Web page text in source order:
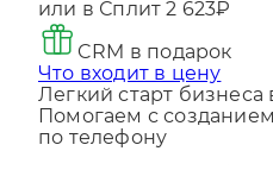
Что входит в цену
Легкий старт бизнеса
Помогаем с созданием
по телефону